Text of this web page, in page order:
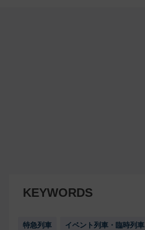
KEYWORDS
特急列車 イベント列車・臨時列車